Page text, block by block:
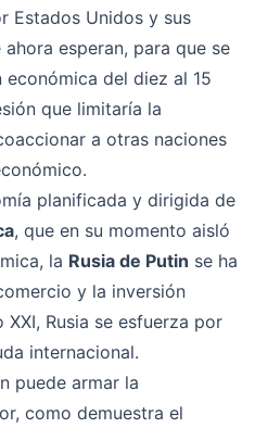
Estados Unidos y sus
esperan, para que se
del diez al 15
que limitaría la
a otras naciones
planificada y dirigida de
, que en su momento aisló
la Rusia de Putin se ha
y la inversión
Rusia se esfuerza por
internacional.
puede armar la
como demuestra el